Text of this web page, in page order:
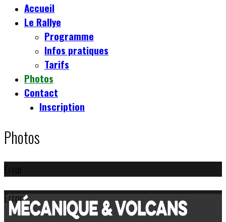
Accueil
Le Rallye
Programme
Infos pratiques
Tarifs
Photos
Contact
Inscription
Photos
Error
Error